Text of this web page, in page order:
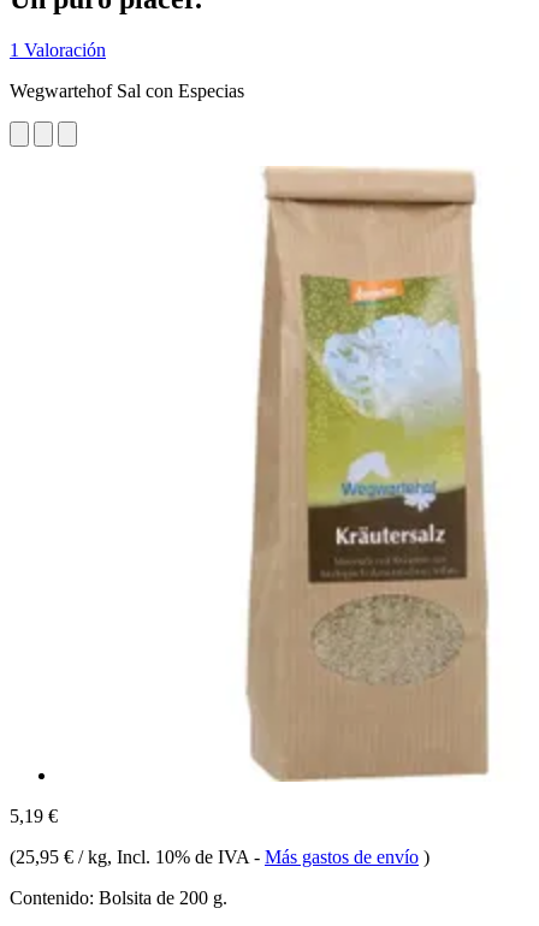
1 Valoración
Wegwartehof Sal con Especias
5,19 €
(25,95 € / kg, Incl. 10% de IVA - Más gastos de envío )
Contenido: Bolsita de 200 g.